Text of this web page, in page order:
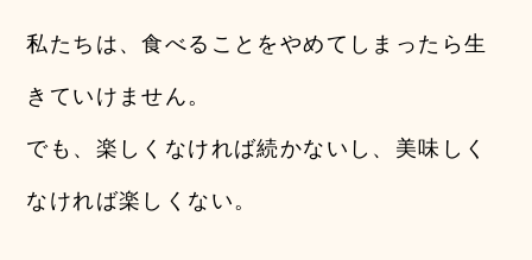
私たちは、食べることをやめてしまったら生
きていけません。
でも、楽しくなければ続かないし、美味しく
なければ楽しくない。